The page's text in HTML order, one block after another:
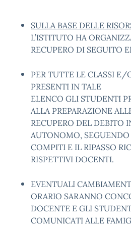
SULLA BASE DELLE
L’ISTITUTO HA
RECUPERO DI SEGUITO
PER TUTTE LE CLASSI
PRESENTI IN TALE
ELENCO GLI STUDENTI
ALLA PREPARAZIONE
RECUPERO DEL DEBITO
AUTONOMO,
COMPITI E IL RIPASSO
RISPETTIVI DOCENTI.
EVENTUALI
ORARIO SARANNO
DOCENTE E GLI
COMUNICATI ALLE